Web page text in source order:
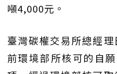
噸4,000元。
臺灣碳權交易所總經
前環境部所核可的自